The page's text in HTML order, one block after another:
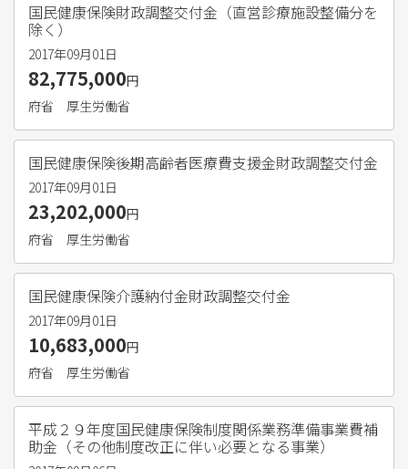
国民健康保険財政調整交付金（直営診療施設整備分を
除く）
2017年09月01日
82,775,000円
府省
厚生労働省
国民健康保険後期高齢者医療費支援金財政調整交付金
2017年09月01日
23,202,000円
府省
厚生労働省
国民健康保険介護納付金財政調整交付金
2017年09月01日
10,683,000円
府省
厚生労働省
平成２９年度国民健康保険制度関係業務準備事業費補
助金（その他制度改正に伴い必要となる事業）